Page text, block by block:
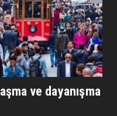
ve dayanışma